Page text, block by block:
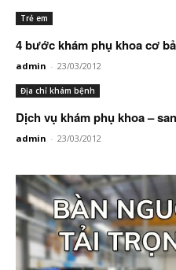
Trẻ em
4 bước khám phụ khoa cơ
admin - 23/03/2012
Địa chỉ khám bệnh
Dịch vụ khám phụ khoa –
admin - 23/03/2012